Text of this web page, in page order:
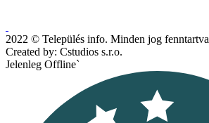
2022 © Település info. Minden jog fenntartva
Created by: Cstudios s.r.o.
Jelenleg Offline`